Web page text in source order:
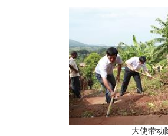
大使带动